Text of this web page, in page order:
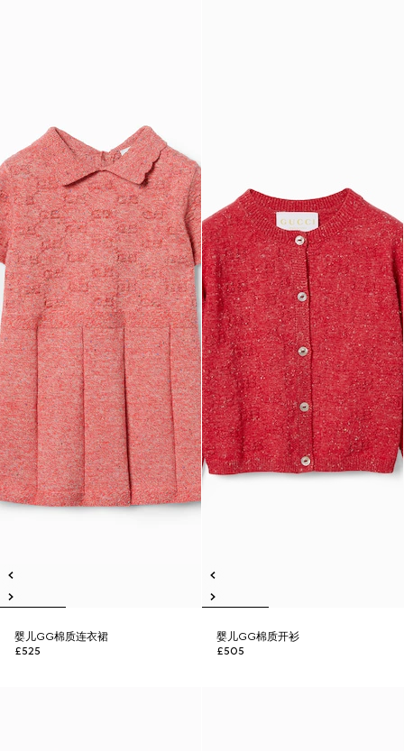
婴儿GG棉质连衣裙
£525
婴儿GG棉质开衫
£505